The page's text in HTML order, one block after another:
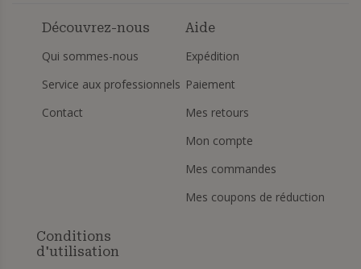
Découvrez-nous
Qui sommes-nous
Service aux professionnels
Contact
Aide
Expédition
Paiement
Mes retours
Mon compte
Mes commandes
Mes coupons de réduction
Conditions
d'utilisation